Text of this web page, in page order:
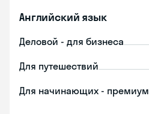
Английский язык
Деловой - для бизнеса
Для путешествий
Для начинающих - премиум